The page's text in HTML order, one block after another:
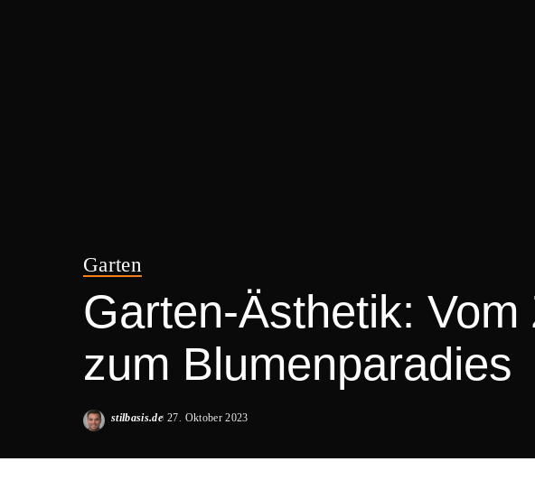
Garten
Garten-Ästhetik:
zum Blumenparadies
Posted
stilbasis.de 27. Oktober 2023